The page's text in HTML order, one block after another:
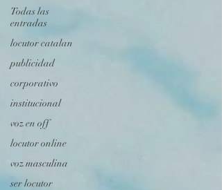
Todas las
entradas
locutor catalan
publicidad
corporativo
institucional
voz en off
locutor online
voz masculina
ser locutor